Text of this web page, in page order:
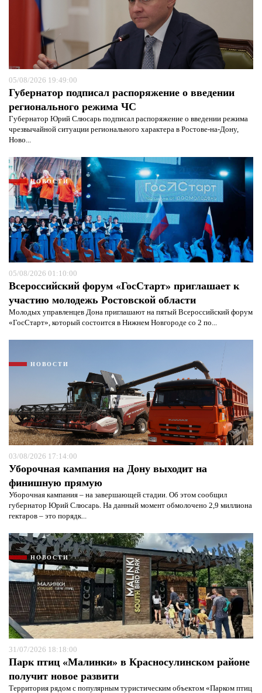
05/08/2026 19:49:00
Губернатор подписал распоряжение о введении
регионального режима ЧС
Губернатор Юрий Слюсарь подписал распоряжение о введении режима
чрезвычайной ситуации регионального характера в Ростове-на-Дону,
Ново...
НОВОСТИ
05/08/2026 01:10:00
Всероссийский форум «ГосСтарт» приглашает к
участию молодежь Ростовской области
Молодых управленцев Дона приглашают на пятый Всероссийский форум
«ГосСтарт», который состоится в Нижнем Новгороде со 2 по...
НОВОСТИ
03/08/2026 17:14:00
Уборочная кампания на Дону выходит на
финишную прямую
Уборочная кампания – на завершающей стадии. Об этом сообщил
губернатор Юрий Слюсарь. На данный момент обмолочено 2,9 миллиона
гектаров – это порядк...
НОВОСТИ
31/07/2026 18:18:00
Парк птиц «Малинки» в Красносулинском районе
получит новое развити
Территория рядом с популярным туристическим объектом «Парком птиц
Я согласен с политикой конфиденциальности и
защиты информации*
Я согласен с политикой конфиденциальности и
защиты информации*